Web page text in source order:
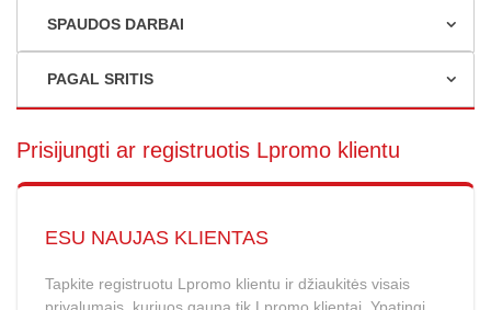
SPAUDOS DARBAI
PAGAL SRITIS
Prisijungti ar registruotis Lpromo klientu
ESU NAUJAS KLIENTAS
Tapkite registruotu Lpromo klientu ir džiaukitės visais